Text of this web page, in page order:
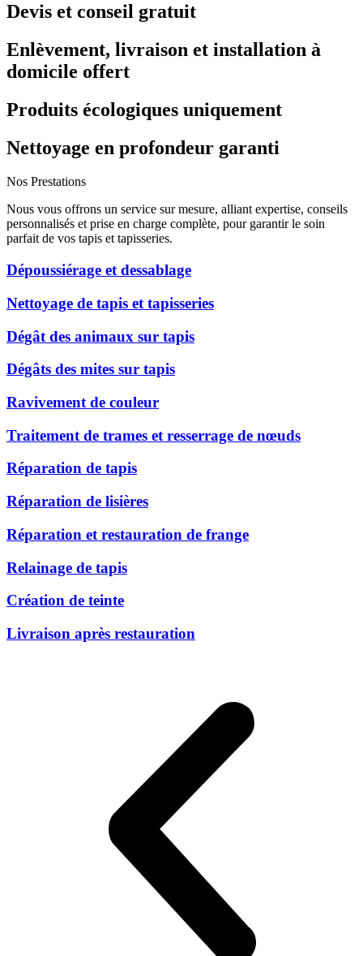
Devis et conseil gratuit
Enlèvement, livraison et installation à
domicile offert
Produits écologiques uniquement
Nettoyage en profondeur garanti
Nos Prestations
Nous vous offrons un service sur mesure, alliant expertise, conseils
personnalisés et prise en charge complète, pour garantir le soin
parfait de vos tapis et tapisseries.
Dépoussiérage et dessablage
Nettoyage de tapis et tapisseries
Dégât des animaux sur tapis
Dégâts des mites sur tapis
Ravivement de couleur
Traitement de trames et resserrage de nœuds
Réparation de tapis
Réparation de lisières
Réparation et restauration de frange
Relainage de tapis
Création de teinte
Livraison après restauration